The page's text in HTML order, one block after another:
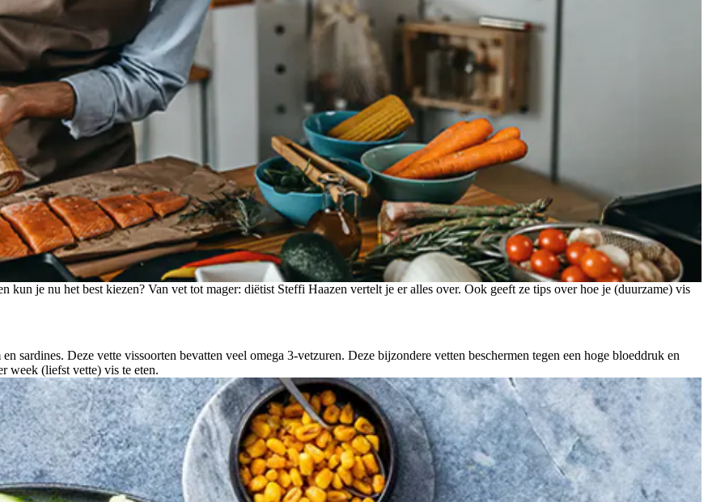
je nu het best kiezen? Van vet tot mager: diëtist Steffi Haazen vertelt je er alles over. Ook geeft ze tips over hoe je (duurzame) vis
sardines. Deze vette vissoorten bevatten veel omega 3-vetzuren. Deze bijzondere vetten beschermen tegen een hoge bloeddruk en
week (liefst vette) vis te eten.